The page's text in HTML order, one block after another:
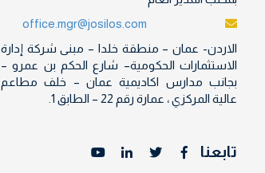
office.mgr@josilos.com
الاردن- عمان – منطقة خلدا – مبنى شركة إدارة
الاستثمارات الحكومية– شارع الحكم بن عمرو –
بجانب مدارس اكاديمية عمان – خلف مطاعم
عالية المركزي ، عمارة رقم 22 – الطابق 1.
تابعنا